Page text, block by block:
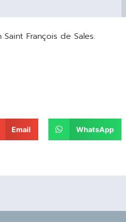
François de Sales.
Email WhatsApp